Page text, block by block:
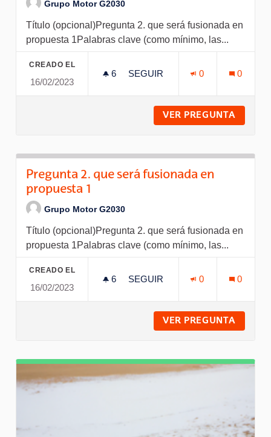
Grupo Motor G2030
Título (opcional)Pregunta 2. que será fusionada en
propuesta 1Palabras clave (como mínimo, las...
CREADO EL
16/02/2023
6 6 SEGUIDORAS
SEGUIR
0 0
VER PREGUNTA
Pregunta 2. que será fusionada en
propuesta 1
Grupo Motor G2030
Título (opcional)Pregunta 2. que será fusionada en
propuesta 1Palabras clave (como mínimo, las...
CREADO EL
16/02/2023
6 6 SEGUIDORAS
SEGUIR
0 0
VER PREGUNTA